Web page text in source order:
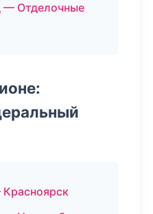
— Отделочные